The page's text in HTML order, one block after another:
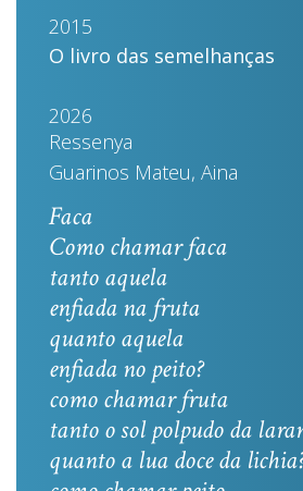
2015
O livro das semelhanças
2026
Ressenya
Guarinos Mateu, Aina
Faca
Como chamar faca
tanto aquela
enfiada na fruta
quanto aquela
enfiada no peito?
como chamar fruta
tanto o sol polpudo da
quanto a lua doce da